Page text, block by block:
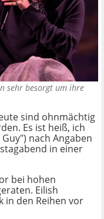
sehr besorgt um ihre
sind ohnmächtig
Es ist heiß, ich
nach Angaben
in einer
bei hohen
Eilish
in den Reihen vor